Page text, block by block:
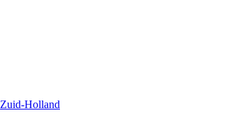
Zuid-Holland